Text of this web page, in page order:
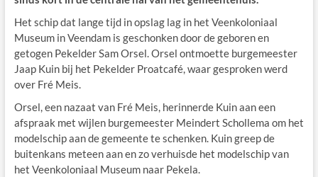
Het schip dat lange tijd in opslag lag in het Veenkoloniaal
Museum in Veendam is geschonken door de geboren en
getogen Pekelder Sam Orsel. Orsel ontmoette burgemeester
Jaap Kuin bij het Pekelder Proatcafé, waar gesproken werd
over Fré Meis.
Orsel, een nazaat van Fré Meis, herinnerde Kuin aan een
afspraak met wijlen burgemeester Meindert Schollema om het
modelschip aan de gemeente te schenken. Kuin greep de
buitenkans meteen aan en zo verhuisde het modelschip van
het Veenkoloniaal Museum naar Pekela.